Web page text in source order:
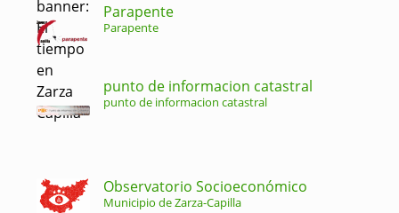
Parapente
Parapente
punto de informacion catastral
punto de informacion catastral
Observatorio Socioeconómico
Municipio de Zarza-Capilla